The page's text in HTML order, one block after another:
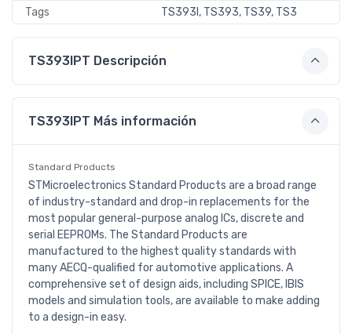
Tags
TS393I, TS393, TS39, TS3
TS393IPT Descripción
TS393IPT Más información
Standard Products
STMicroelectronics Standard Products are a broad range
of industry-standard and drop-in replacements for the
most popular general-purpose analog ICs, discrete and
serial EEPROMs. The Standard Products are
manufactured to the highest quality standards with
many AECQ-qualified for automotive applications. A
comprehensive set of design aids, including SPICE, IBIS
models and simulation tools, are available to make adding
to a design-in easy.